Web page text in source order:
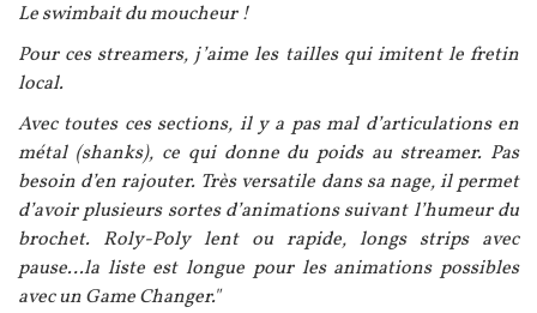
Le swimbait du moucheur !
Pour ces streamers, j’aime les tailles qui imitent le fretin
local.
Avec toutes ces sections, il y a pas mal d’articulations en
métal (shanks), ce qui donne du poids au streamer. Pas
besoin d’en rajouter. Très versatile dans sa nage, il permet
d’avoir plusieurs sortes d’animations suivant l’humeur du
brochet. Roly-Poly lent ou rapide, longs strips avec
pause…la liste est longue pour les animations possibles
avec un Game Changer."